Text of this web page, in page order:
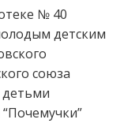
№ 40
детским
союза